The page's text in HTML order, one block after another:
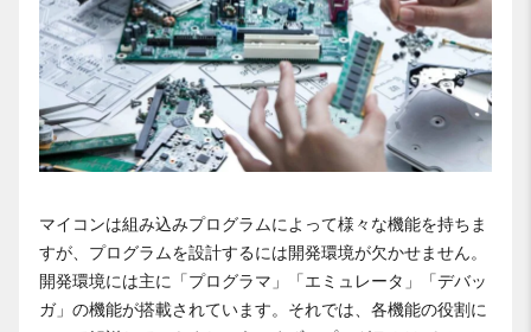
マイコンは組み込みプログラムによって様々な機能を持ちま
すが、プログラムを設計するには開発環境が欠かせません。
開発環境には主に「プログラマ」「エミュレータ」「デバッ
ガ」の機能が搭載されています。それでは、各機能の役割に